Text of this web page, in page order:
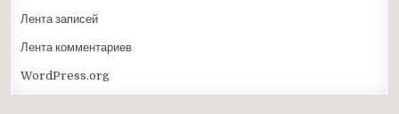
Лента записей
Лента комментариев
WordPress.org